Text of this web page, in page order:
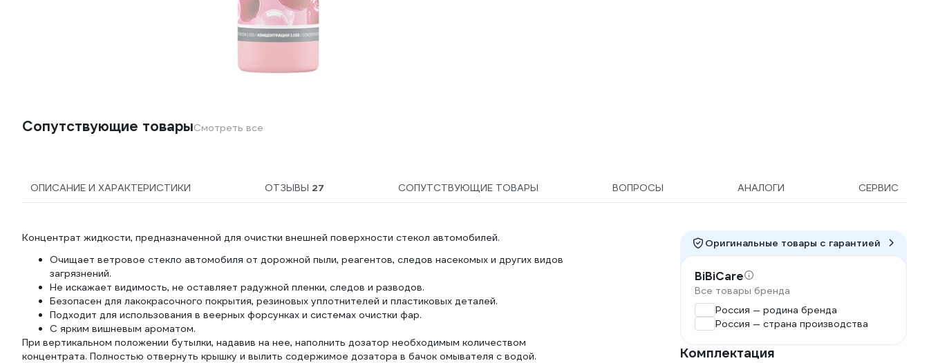
Сопутствующие товарыСмотреть все
ОПИСАНИЕ И ХАРАКТЕРИСТИКИ ОТЗЫВЫ 27 СОПУТСТВУЮЩИЕ ТОВАРЫ ВОПРОСЫ АНАЛОГИ СЕРВИС
Концентрат жидкости, предназначенной для очистки внешней поверхности стекол автомобилей.
Очищает ветровое стекло автомобиля от дорожной пыли, реагентов, следов насекомых и других видов
загрязнений.
Не искажает видимость, не оставляет радужной пленки, следов и разводов.
Безопасен для лакокрасочного покрытия, резиновых уплотнителей и пластиковых деталей.
Подходит для использования в веерных форсунках и системах очистки фар.
С ярким вишневым ароматом.
При вертикальном положении бутылки, надавив на нее, наполнить дозатор необходимым количеством
концентрата. Полностью отвернуть крышку и вылить содержимое дозатора в бачок омывателя с водой.
Оригинальные товары c гарантией
BiBiCare
Все товары бренда
Россия — родина бренда
Россия — страна производства
Комплектация